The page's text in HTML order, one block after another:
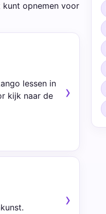
opnemen voor
lessen in
kijk naar de